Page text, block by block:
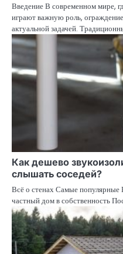
Введение В современном мире,
играют важную роль,
актуальной задачей.
Как дешево
слышать соседей?
Всё о стенах Самые популярные
частный дом в собственность